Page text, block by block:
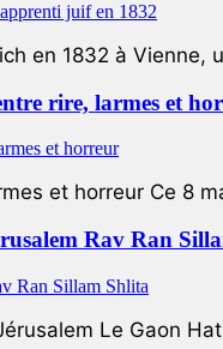
en 1832 à Vienne,
rire, larmes et
et horreur Ce 8
Rav Ran
Le Gaon